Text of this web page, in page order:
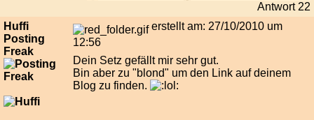
Antwort 22
Huffi
Posting
Freak
erstellt am: 27/10/2010 um
12:56
Dein Setz gefällt mir sehr gut.
Bin aber zu "blond" um den Link auf deinem
Blog zu finden.